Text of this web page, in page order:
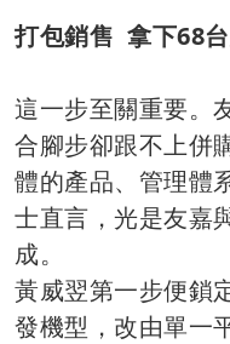
打包銷售 拿下68
這一步至關重要。
合腳步卻跟不上併
體的產品、管理體
士直言，光是友嘉
成。
黃威翌第一步便鎖
發機型，改由單一